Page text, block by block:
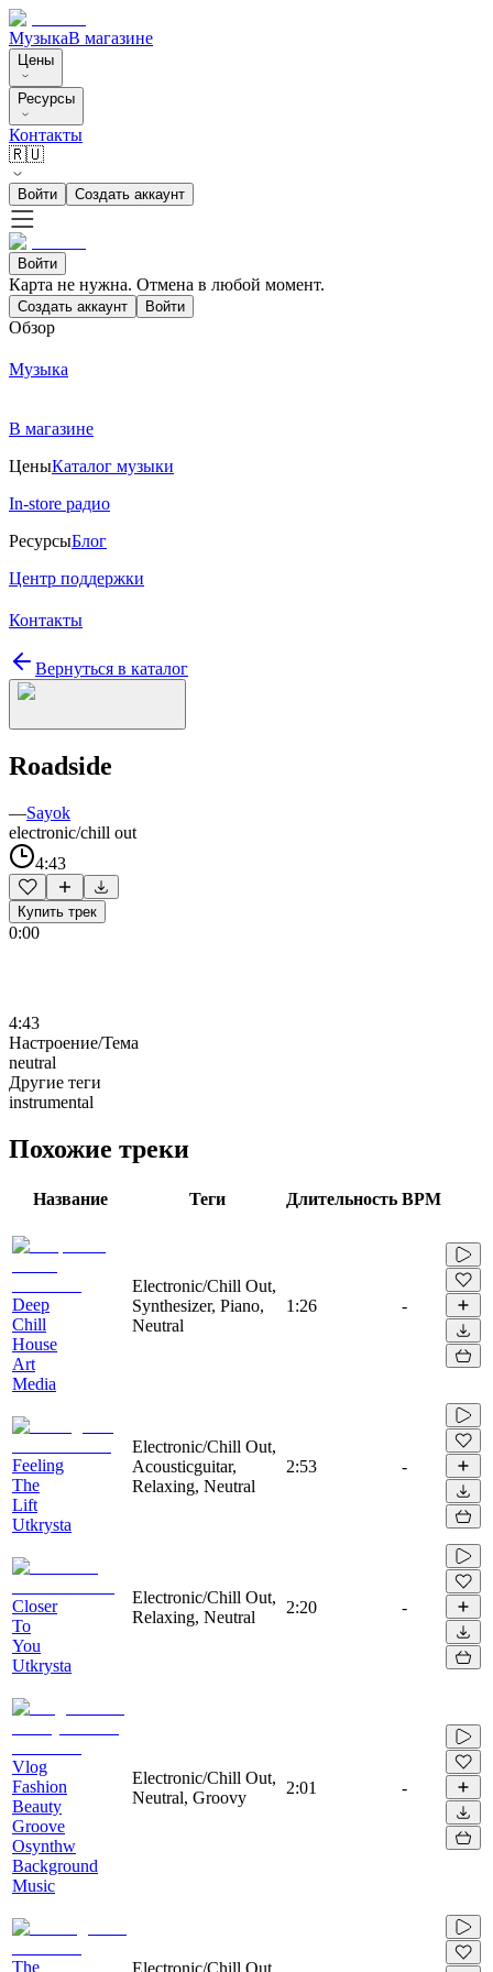
МузыкаВ магазине
Цены
Ресурсы
Контакты
🇷🇺
Войти Создать аккаунт
Войти
Карта не нужна. Отмена в любой момент.
Создать аккаунт Войти
Обзор
Музыка
В магазине
ЦеныКаталог музыки
In-store радио
РесурсыБлог
Центр поддержки
Контакты
Вернуться в каталог
Roadside
—Sayok
electronic/chill out
4:43
Купить трек
0:00
4:43
Настроение/Тема
neutral
Другие теги
instrumental
Похожие треки
Название Теги Длительность BPM
Deep
Chill
House
Art
Media
Electronic/Chill Out,
Synthesizer, Piano,
Neutral
1:26 -
Feeling
The
Lift
Utkrysta
Electronic/Chill Out,
Acousticguitar,
Relaxing, Neutral
2:53 -
Closer
To
You
Utkrysta
Electronic/Chill Out,
Relaxing, Neutral
2:20 -
Vlog
Fashion
Beauty
Groove
Osynthw
Background
Music
Electronic/Chill Out,
Neutral, Groovy
2:01 -
The Electronic/Chill Out,